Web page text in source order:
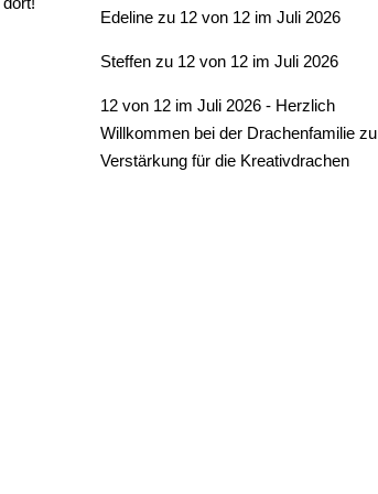
Edeline zu 12 von 12 im Juli 2026
Steffen zu 12 von 12 im Juli 2026
12 von 12 im Juli 2026 - Herzlich
Willkommen bei der Drachenfamilie zu
Verstärkung für die Kreativdrachen